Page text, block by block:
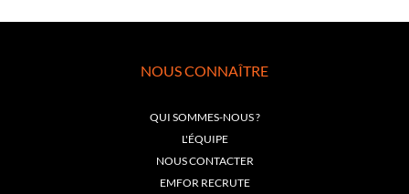
NOUS CONNAÎTRE
QUI SOMMES-NOUS ?
L'ÉQUIPE
NOUS CONTACTER
EMFOR RECRUTE